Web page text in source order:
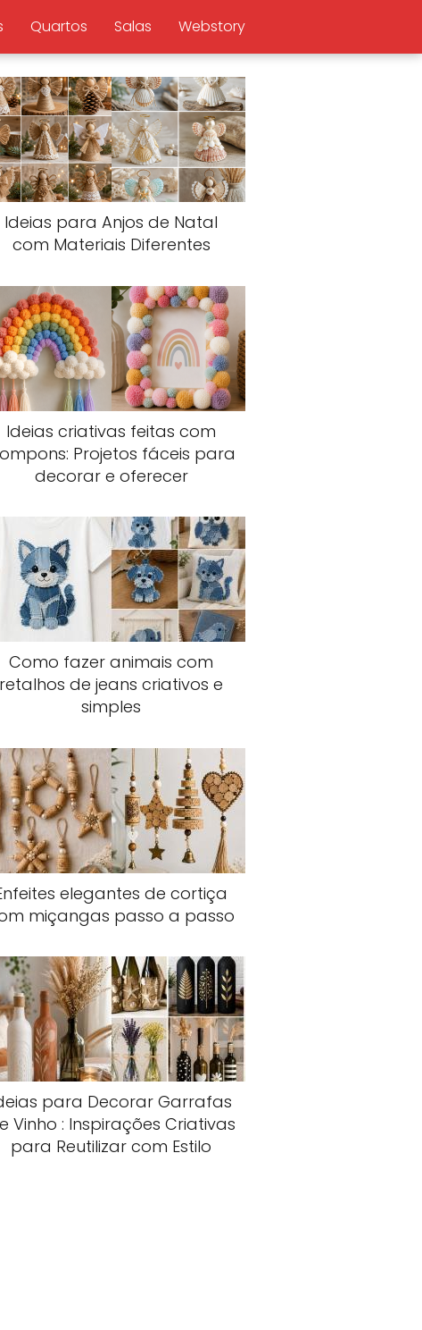
Quartos Salas Webstory
Ideias para Anjos de Natal
com Materiais Diferentes
Ideias criativas feitas com
Projetos fáceis para
decorar e oferecer
Como fazer animais com
retalhos de jeans criativos e
simples
elegantes de cortiça
miçangas passo a passo
para Decorar Garrafas
Vinho : Inspirações Criativas
para Reutilizar com Estilo